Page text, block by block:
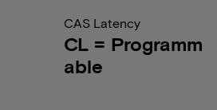
CAS Latency
CL = Programm
able